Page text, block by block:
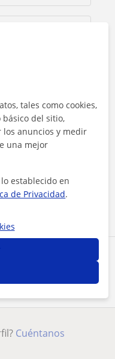
Cuéntanos
tales como cookies,
del sitio,
anuncios y medir
una mejor
establecido en
de Privacidad.